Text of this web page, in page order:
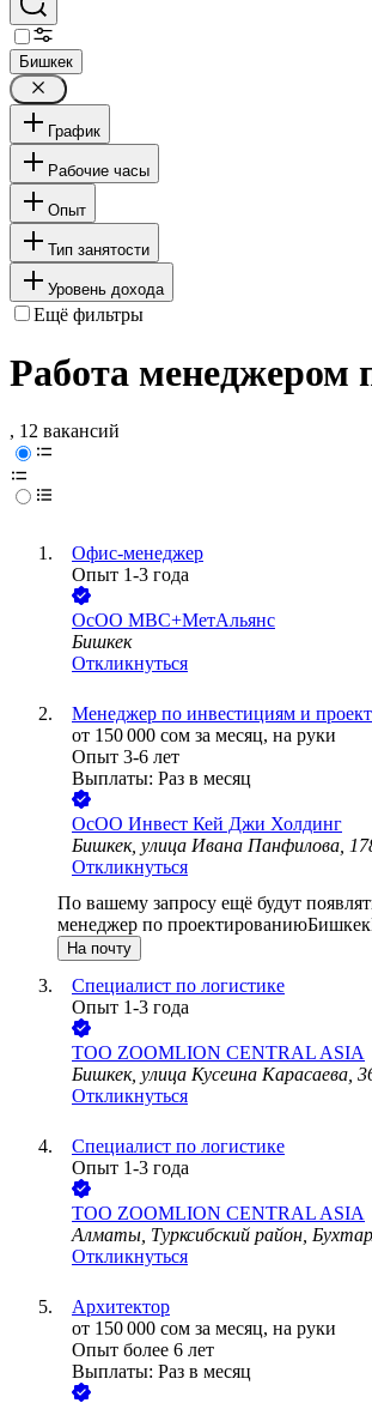
Бишкек
График
Рабочие часы
Опыт
Тип занятости
Уровень дохода
Ещё фильтры
Работа менеджером
, 12 вакансий
Офис-менеджер
Опыт 1-3 года
ОсОО МВС+МетАльянс
Бишкек
Откликнуться
Менеджер по инвестициям и
от 150 000 сом за месяц, на руки
Опыт 3-6 лет
Выплаты: Раз в месяц
ОсОО Инвест Кей Джи Холдинг
Бишкек, улица Ивана Панфилова,
Откликнуться
По вашему запросу ещё будут
менеджер по проектированиюБишкек
На почту
Специалист по логистике
Опыт 1-3 года
ТОО ZOOMLION CENTRAL ASIA
Бишкек, улица Кусеина Карасаева,
Откликнуться
Специалист по логистике
Опыт 1-3 года
ТОО ZOOMLION CENTRAL ASIA
Алматы, Турксибский район,
Откликнуться
Архитектор
от 150 000 сом за месяц, на руки
Опыт более 6 лет
Выплаты: Раз в месяц